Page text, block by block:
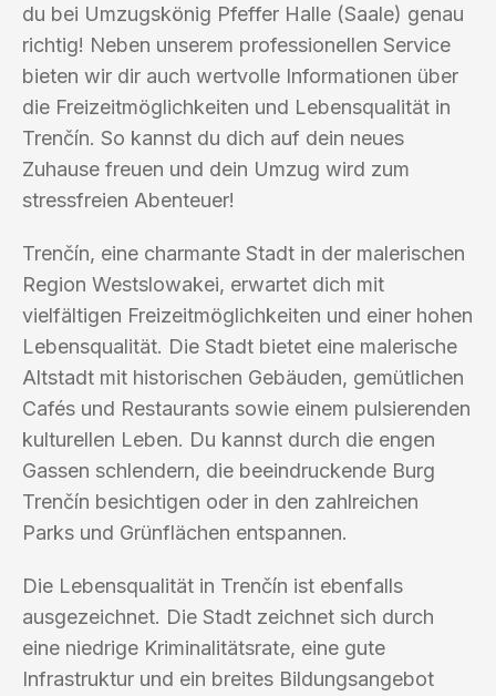
du bei Umzugskönig Pfeffer Halle (Saale) genau
richtig! Neben unserem professionellen Service
bieten wir dir auch wertvolle Informationen über
die Freizeitmöglichkeiten und Lebensqualität in
Trenčín. So kannst du dich auf dein neues
Zuhause freuen und dein Umzug wird zum
stressfreien Abenteuer!
Trenčín, eine charmante Stadt in der malerischen
Region Westslowakei, erwartet dich mit
vielfältigen Freizeitmöglichkeiten und einer hohen
Lebensqualität. Die Stadt bietet eine malerische
Altstadt mit historischen Gebäuden, gemütlichen
Cafés und Restaurants sowie einem pulsierenden
kulturellen Leben. Du kannst durch die engen
Gassen schlendern, die beeindruckende Burg
Trenčín besichtigen oder in den zahlreichen
Parks und Grünflächen entspannen.
Die Lebensqualität in Trenčín ist ebenfalls
ausgezeichnet. Die Stadt zeichnet sich durch
eine niedrige Kriminalitätsrate, eine gute
Infrastruktur und ein breites Bildungsangebot